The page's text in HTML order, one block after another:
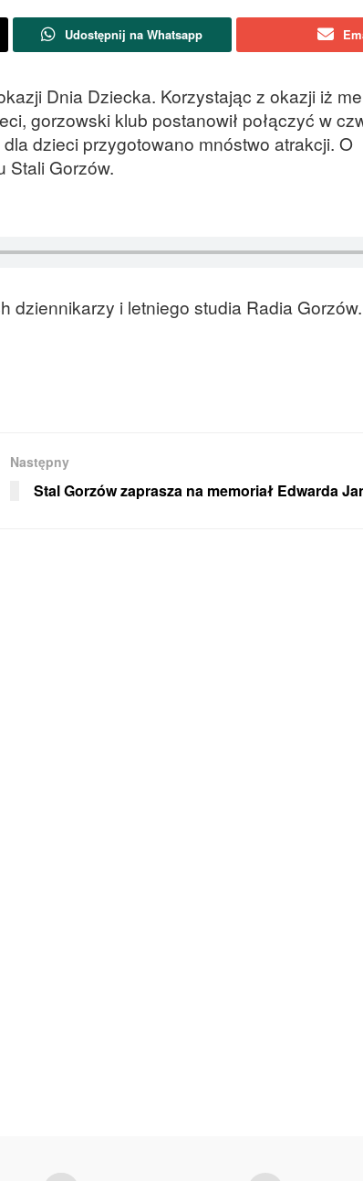
Udostępnij na Whatsapp
Dnia Dziecka. Korzystając z okazji iż
gorzowski klub postanowił połączyć w
dzieci przygotowano mnóstwo atrakcji. O
Stali Gorzów.
dziennikarzy i letniego studia Radia Gorzów.
Następny
Stal Gorzów zaprasza na memoriał Edwarda